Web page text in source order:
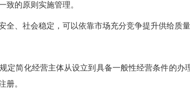
致的原则实施管理。
、社会稳定，可以依靠市场充分竞争提升供给质
定简化经营主体从设立到具备一般性经营条件的
册。